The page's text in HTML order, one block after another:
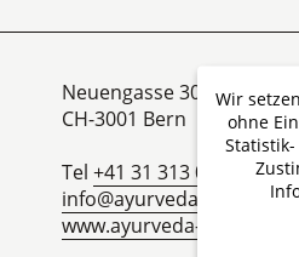
Neuengasse 30
CH-3001 Bern
Tel +41 31 313 00 00
info@ayurveda-yoga-
www.ayurveda-yoga-
Wir
ohne